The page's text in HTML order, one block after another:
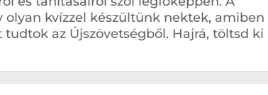
olyan kvízzel készültünk nektek, amiben
az Újszövetségből. Hajrá, töltsd ki